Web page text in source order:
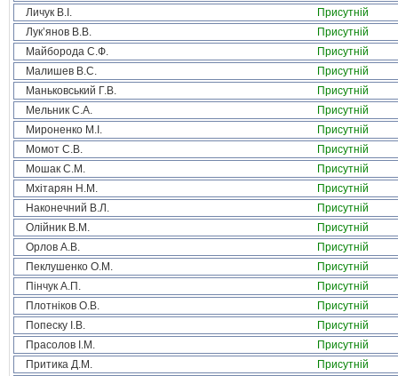
Личук В.І.
Присутній
Лук’янов В.В.
Присутній
Майборода С.Ф.
Присутній
Малишев В.С.
Присутній
Маньковський Г.В.
Присутній
Мельник С.А.
Присутній
Мироненко М.І.
Присутній
Момот С.В.
Присутній
Мошак С.М.
Присутній
Мхітарян Н.М.
Присутній
Наконечний В.Л.
Присутній
Олійник В.М.
Присутній
Орлов А.В.
Присутній
Пеклушенко О.М.
Присутній
Пінчук А.П.
Присутній
Плотніков О.В.
Присутній
Попеску І.В.
Присутній
Прасолов І.М.
Присутній
Притика Д.М.
Присутній